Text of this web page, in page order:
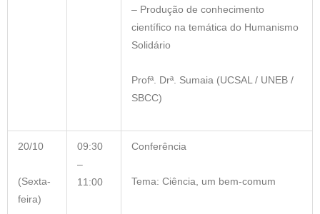
– Produção de conhecimento
científico na temática do Humanismo
Solidário
Profª. Drª. Sumaia (UCSAL / UNEB /
SBCC)
20/10
(Sexta-
feira)
09:30
–
11:00
Conferência
Tema: Ciência, um bem-comum